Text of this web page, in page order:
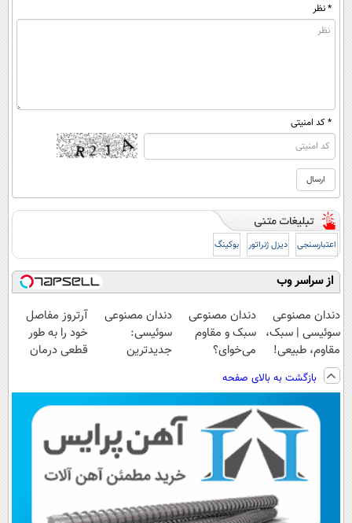
* نظر
* کد امنیتی
اعتبارسنجی دیزل ژنراتور بوکینگ
از سراسر وب
دندان مصنوعی
سوئیسی | سبک،
مقاوم، طبیعی!
ویزیت
رایگان+پرداخت
اقساطی😍
دندان مصنوعی
سبک و مقاوم
می‌خوای؟
هم داریم!😍 |
📍تهران
دندان مصنوعی
سوئیسی:
جدیدترین
پرداخت قسطی
آرتروز مفاصل
خود را به طور
قطعی درمان
بازگشت به بالای صفحه